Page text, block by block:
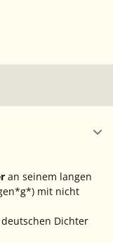
an seinem langen
mit nicht
Dichter